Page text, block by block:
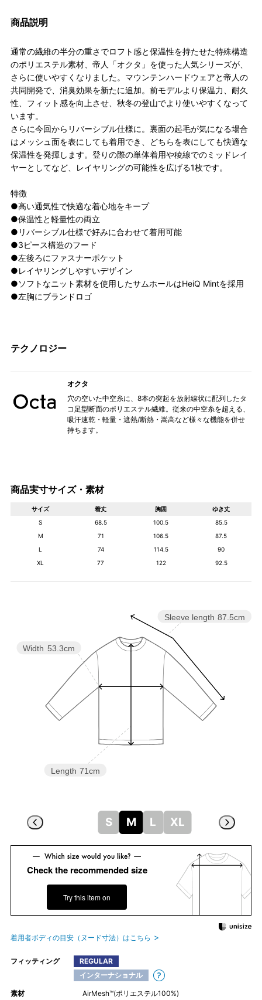
商品説明
通常の繊維の半分の重さでロフト感と保温性を持たせた特殊構造
のポリエステル素材、帝人「オクタ」を使った人気シリーズが、
さらに使いやすくなりました。マウンテンハードウェアと帝人の
共同開発で、消臭効果を新たに追加。前モデルより保温力、耐久
性、フィット感を向上させ、秋冬の登山でより使いやすくなって
います。
さらに今回からリバーシブル仕様に。裏面の起毛が気になる場合
はメッシュ面を表にしても着用でき、どちらを表にしても快適な
保温性を発揮します。登りの際の単体着用や稜線でのミッドレイ
ヤーとしてなど、レイヤリングの可能性を広げる1枚です。
特徴
●高い通気性で快適な着心地をキープ
●保温性と軽量性の両立
●リバーシブル仕様で好みに合わせて着用可能
●3ピース構造のフード
●左後ろにファスナーポケット
●レイヤリングしやすいデザイン
●ソフトなニット素材を使用したサムホールはHeiQ Mintを採用
●左胸にブランドロゴ
テクノロジー
オクタ
穴の空いた中空糸に、8本の突起を放射線状に配列したタ
コ足型断面のポリエステル繊維。従来の中空糸を超える、
吸汗速乾・軽量・遮熱/断熱・嵩高など様々な機能を併せ
持ちます。
商品実寸サイズ・素材
サイズ 着丈 胸囲
ゆき丈
S
68.5 100.5
85.5
M
71 106.5
87.5
L
74 114.5
90
XL
77 122 92.5
Sleeve length 87.5cm
Length 71cm
Width 53.3cm
S M L XL
Check the recommended size
Try this item on
着用者ボディの目安（ヌード寸法）はこちら
フィッティング
REGULAR
インターナショナル
素材 AirMesh™(ポリエステル100%)